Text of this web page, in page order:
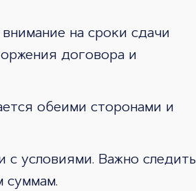
на сроки сдачи
договора и
обеими сторонами и
с условиями. Важно следить
суммам.